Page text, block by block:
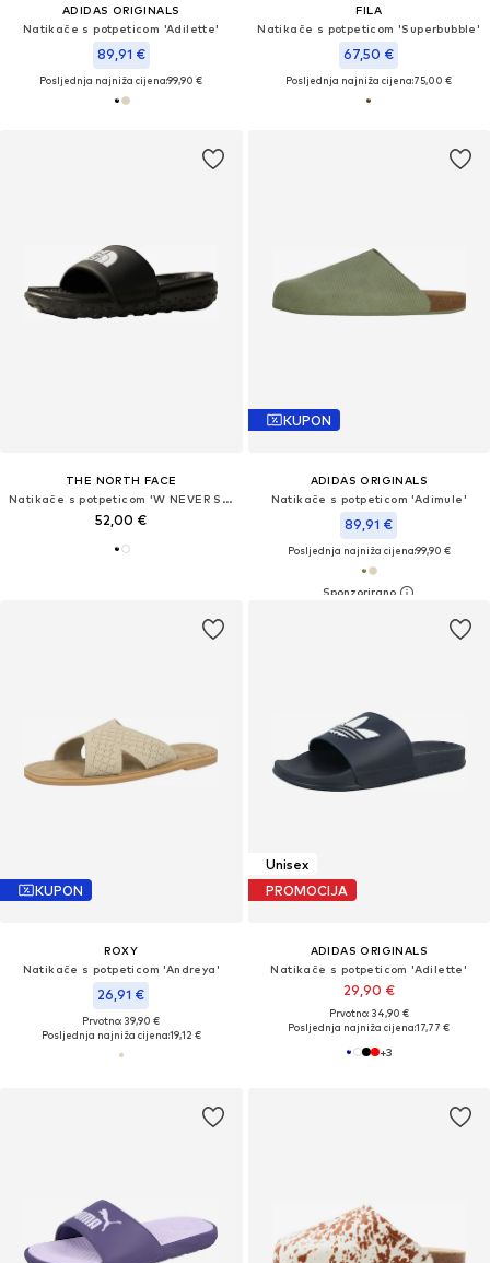
ADIDAS ORIGINALS
Natikače s potpeticom 'Adilette'
89,91 €
Posljednja najniža cijena:99,90 €
FILA
Natikače s potpeticom 'Superbubble'
67,50 €
Posljednja najniža cijena:75,00 €
THE NORTH FACE
Natikače s potpeticom 'W NEVER STOP CUSH SLIDE'
52,00 €
KUPON
ADIDAS ORIGINALS
Natikače s potpeticom 'Adimule'
89,91 €
Posljednja najniža cijena:99,90 €
KUPON
ROXY
Natikače s potpeticom 'Andreya'
26,91 €
Prvotno: 39,90 €
Posljednja najniža cijena:19,12 €
Unisex
PROMOCIJA
ADIDAS ORIGINALS
Natikače s potpeticom 'Adilette'
29,90 €
Prvotno: 34,90 €
Posljednja najniža cijena:17,77 €
+3